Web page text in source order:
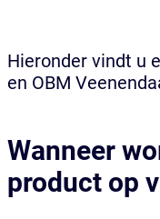
Hieronder vindt u
en OBM
Wanneer
product op